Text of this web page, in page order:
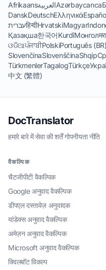
AfrikaansالعربيةAzərbaycanca
DanskDeutschΕλληνικά
עבריתहिन्दीHrvatskiMagyar
Қазақша한국어KurdîМонгол
ଓଡିଆਪੰਜਾਬੀPolskiPortuguês (BR)
SlovenčinaSlovenščinaShqip
TürkmenlerTagalogTürkçe
中文 (繁體)
DocTranslator
हमारे बारे में·सेवा की शर्तें·गोपनीयता नीति
वैकल्पिक
चैटजीपीटी वैकल्पिक
Google अनुवाद वैकल्पिक
डीपएल दस्तावेज़ अनुवादक
यांडेक्स अनुवाद वैकल्पिक
अमेज़न अनुवाद वैकल्पिक
Microsoft अनुवाद वैकल्पिक
क्विलबॉट विकल्प